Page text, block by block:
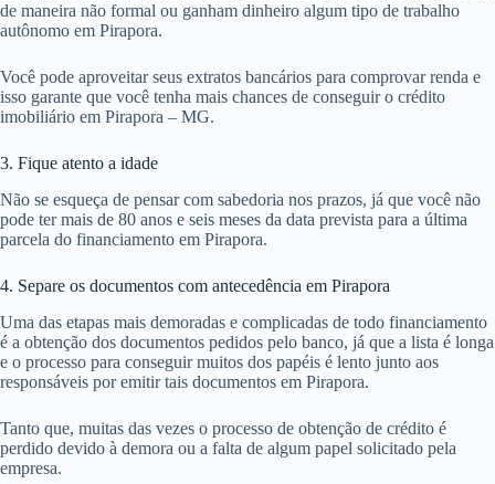
de maneira não formal ou ganham dinheiro algum tipo de trabalho
autônomo em Pirapora.
Você pode aproveitar seus extratos bancários para comprovar renda e
isso garante que você tenha mais chances de conseguir o crédito
imobiliário em Pirapora – MG.
3. Fique atento a idade
Não se esqueça de pensar com sabedoria nos prazos, já que você não
pode ter mais de 80 anos e seis meses da data prevista para a última
parcela do financiamento em Pirapora.
4. Separe os documentos com antecedência em Pirapora
Uma das etapas mais demoradas e complicadas de todo financiamento
é a obtenção dos documentos pedidos pelo banco, já que a lista é longa
e o processo para conseguir muitos dos papéis é lento junto aos
responsáveis por emitir tais documentos em Pirapora.
Tanto que, muitas das vezes o processo de obtenção de crédito é
perdido devido à demora ou a falta de algum papel solicitado pela
empresa.